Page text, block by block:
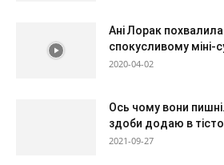
Ані Лорак
спокусливому міні-
2020-04-02
Ось чому вони
здоби додаю в тісто
2021-09-27